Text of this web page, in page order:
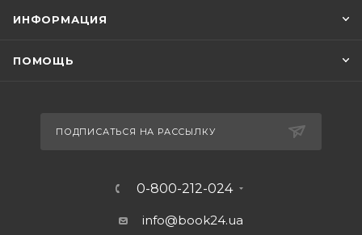
ИНФОРМАЦИЯ
ПОМОЩЬ
ПОДПИСАТЬСЯ НА РАССЫЛКУ
0-800-212-024
info@book24.ua